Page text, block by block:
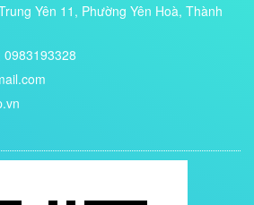
Yên 11, Phường Yên Hoà, Thành
0983193328